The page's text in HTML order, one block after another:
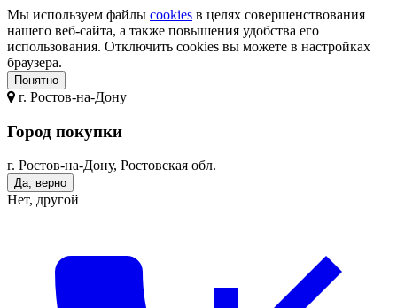
Мы используем файлы cookies в целях совершенствования
нашего веб-сайта, а также повышения удобства его
использования. Отключить cookies вы можете в настройках
браузера.
Понятно
г. Ростов-на-Дону
Город покупки
г. Ростов-на-Дону, Ростовская обл.
Да, верно
Нет, другой